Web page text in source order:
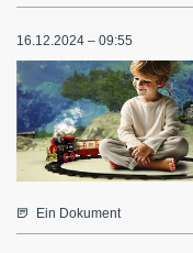
16.12.2024 – 09:55
Ein Dokument